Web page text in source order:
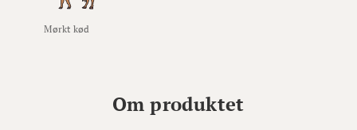
Mørkt kød
Om produktet